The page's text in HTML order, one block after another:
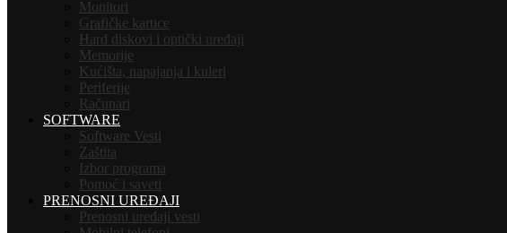
Monitori
Grafičke kartice
Hard diskovi i optički uređaji
Memorije
Kućišta, napajanja i kuleri
Periferije
Računari
SOFTWARE
Software Vesti
Zaštita
Izbor programa
Pomoć i saveti
PRENOSNI UREĐAJI
Prenosni uređaji vesti